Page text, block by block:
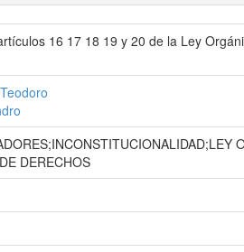
16 17 18 19 y 20 de la Ley
DERECHOS